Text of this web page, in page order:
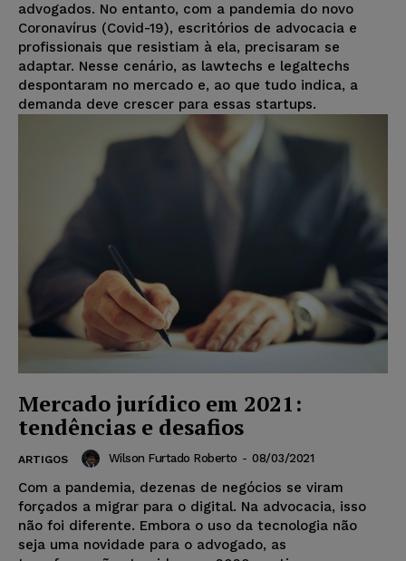
advogados. No entanto, com a pandemia do novo
Coronavírus (Covid-19), escritórios de advocacia e
profissionais que resistiam à ela, precisaram se
adaptar. Nesse cenário, as lawtechs e legaltechs
despontaram no mercado e, ao que tudo indica, a
demanda deve crescer para essas startups.
Mercado jurídico em 2021:
tendências e desafios
ARTIGOS Wilson Furtado Roberto - 08/03/2021
Com a pandemia, dezenas de negócios se viram
forçados a migrar para o digital. Na advocacia, isso
não foi diferente. Embora o uso da tecnologia não
seja uma novidade para o advogado, as